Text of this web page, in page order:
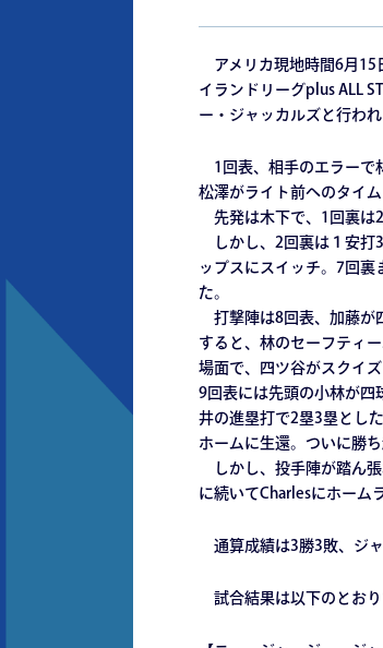
アメリカ現地時間6月15
イランドリーグplus ALL
ー・ジャッカルズと行われ
1回表、相手のエラーで
松澤がライト前へのタイ
先発は木下で、1回裏は2
しかし、2回裏は１安打
ップスにスイッチ。7回裏
た。
打撃陣は8回表、加藤が
すると、林のセーフティ
場面で、四ツ谷がスクイ
9回表には先頭の小林が四
井の進塁打で2塁3塁とし
ホームに生還。ついに勝ち
しかし、投手陣が踏ん張
に続いてCharlesにホーム
通算成績は3勝3敗、ジャ
試合結果は以下のとおり